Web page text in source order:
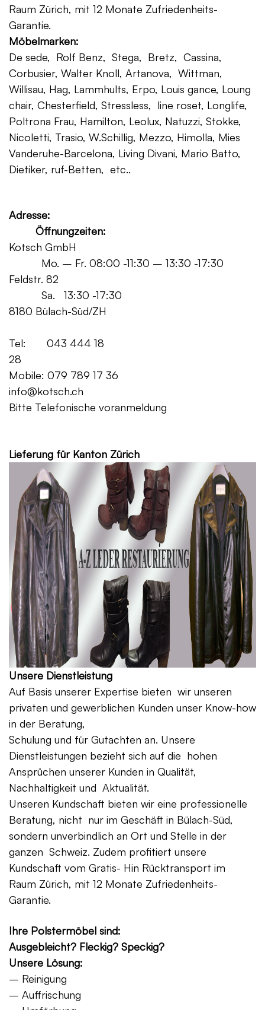
Raum Zürich, mit 12 Monate Zufriedenheits-
Garantie.
Möbelmarken:
De sede, Rolf Benz, Stega, Bretz, Cassina,
Corbusier, Walter Knoll, Artanova, Wittman,
Willisau, Hag, Lammhults, Erpo, Louis gance, Loung
chair, Chesterfield, Stressless, line roset, Longlife,
Poltrona Frau, Hamilton, Leolux, Natuzzi, Stokke,
Nicoletti, Trasio, W.Schillig, Mezzo, Himolla, Mies
Vanderuhe-Barcelona, Living Divani, Mario Batto,
Dietiker, ruf-Betten, etc..
Adresse:
Öffnungzeiten:
Kotsch GmbH
Mo. – Fr. 08:00 -11:30 – 13:30 -17:30
Feldstr. 82
Sa. 13:30 -17:30
8180 Bülach-Süd/ZH
Tel: 043 444 18
28
Mobile: 079 789 17 36
info@kotsch.ch
Bitte Telefonische voranmeldung
Lieferung für Kanton Zürich
Unsere Dienstleistung
Auf Basis unserer Expertise bieten wir unseren
privaten und gewerblichen Kunden unser Know-how
in der Beratung,
Schulung und für Gutachten an. Unsere
Dienstleistungen bezieht sich auf die hohen
Ansprüchen unserer Kunden in Qualität,
Nachhaltigkeit und Aktualität.
Unseren Kundschaft bieten wir eine professionelle
Beratung, nicht nur im Geschäft in Bülach-Süd,
sondern unverbindlich an Ort und Stelle in der
ganzen Schweiz. Zudem profitiert unsere
Kundschaft vom Gratis- Hin Rücktransport im
Raum Zürich, mit 12 Monate Zufriedenheits-
Garantie.
Ihre Polstermöbel sind:
Ausgebleicht? Fleckig? Speckig?
Unsere Lösung:
– Reinigung
– Auffrischung